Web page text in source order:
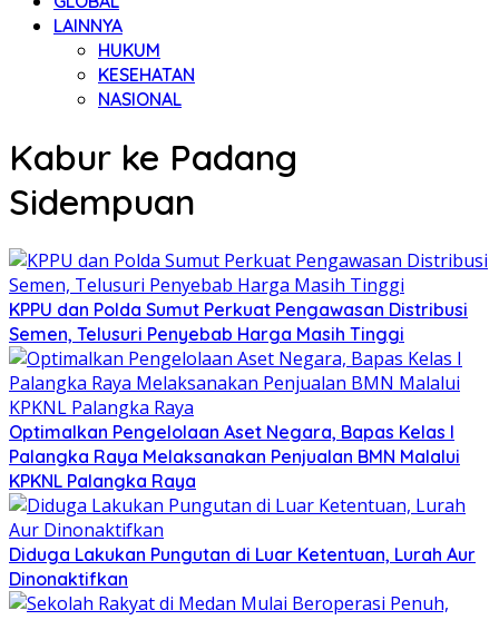
LAINNYA
HUKUM
KESEHATAN
NASIONAL
Kabur ke Padang
Sidempuan
KPPU dan Polda Sumut Perkuat Pengawasan Distribusi
Semen, Telusuri Penyebab Harga Masih Tinggi
Optimalkan Pengelolaan Aset Negara, Bapas Kelas I
Palangka Raya Melaksanakan Penjualan BMN Malalui
KPKNL Palangka Raya
Diduga Lakukan Pungutan di Luar Ketentuan, Lurah Aur
Dinonaktifkan